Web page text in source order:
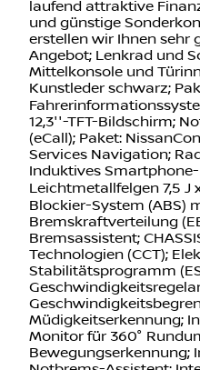
laufend attraktive
und günstige
erstellen wir Ihnen sehr
Angebot; Lenkrad und
Mittelkonsole und
Kunstleder schwarz;
12,3''-TFT-Bildschirm;
(eCall); Paket:
Services Navigation;
Induktives
Leichtmetallfelgen 7,5 J
Blockier-System (ABS)
Bremskraftverteilung
Bremsassistent;
Technologien (CCT);
Stabilitätsprogramm
Müdigkeitserkennung;
Monitor für 360°
Bewegungserkennung;